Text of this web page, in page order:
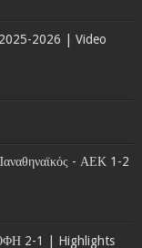
2026 | Video
- ΑΕΚ 1-2
2-1 | Highlights